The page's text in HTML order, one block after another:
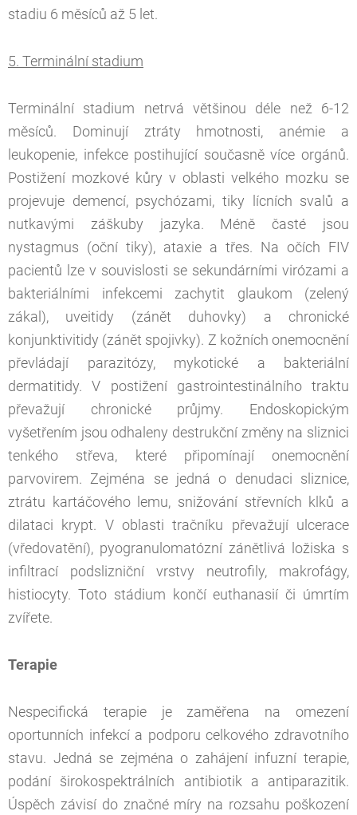
stadiu 6 měsíců až 5 let.
5. Terminální stadium
Terminální stadium netrvá většinou déle než 6-12
měsíců. Dominují ztráty hmotnosti, anémie a
leukopenie, infekce postihující současně více orgánů.
Postižení mozkové kůry v oblasti velkého mozku se
projevuje demencí, psychózami, tiky lícních svalů a
nutkavými záškuby jazyka. Méně časté jsou
nystagmus (oční tiky), ataxie a třes. Na očích FIV
pacientů lze v souvislosti se sekundárními virózami a
bakteriálními infekcemi zachytit glaukom (zelený
zákal), uveitidy (zánět duhovky) a chronické
konjunktivitidy (zánět spojivky). Z kožních onemocnění
převládají parazitózy, mykotické a bakteriální
dermatitidy. V postižení gastrointestinálního traktu
převažují chronické průjmy. Endoskopickým
vyšetřením jsou odhaleny destrukční změny na sliznici
tenkého střeva, které připomínají onemocnění
parvovirem. Zejména se jedná o denudaci sliznice,
ztrátu kartáčového lemu, snižování střevních klků a
dilataci krypt. V oblasti tračníku převažují ulcerace
(vředovatění), pyogranulomatózní zánětlivá ložiska s
infiltrací podslizniční vrstvy neutrofily, makrofágy,
histiocyty. Toto stádium končí euthanasií či úmrtím
zvířete.
Terapie
Nespecifická terapie je zaměřena na omezení
oportunních infekcí a podporu celkového zdravotního
stavu. Jedná se zejména o zahájení infuzní terapie,
podání širokospektrálních antibiotik a antiparazitik.
Úspěch závisí do značné míry na rozsahu poškození